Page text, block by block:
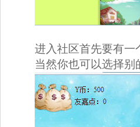
进入社区首先要有一
当然你也可以选择